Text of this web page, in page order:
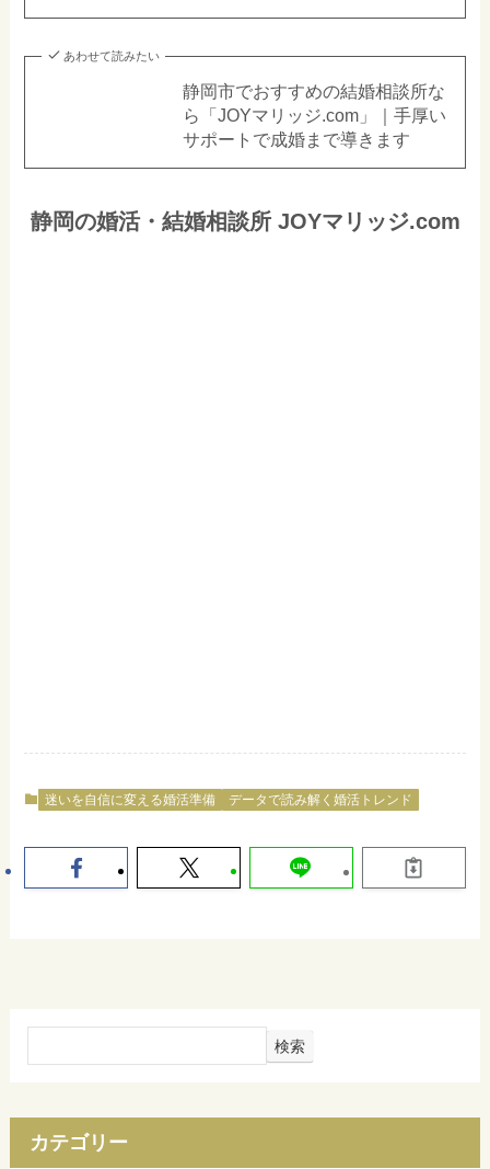
あわせて読みたい
静岡市でおすすめの結婚相談所な
ら「JOYマリッジ.com」｜手厚い
サポートで成婚まで導きます
静岡の婚活・結婚相談所 JOYマリッジ.com
迷いを自信に変える婚活準備 データで読み解く婚活トレンド
検索
カテゴリー